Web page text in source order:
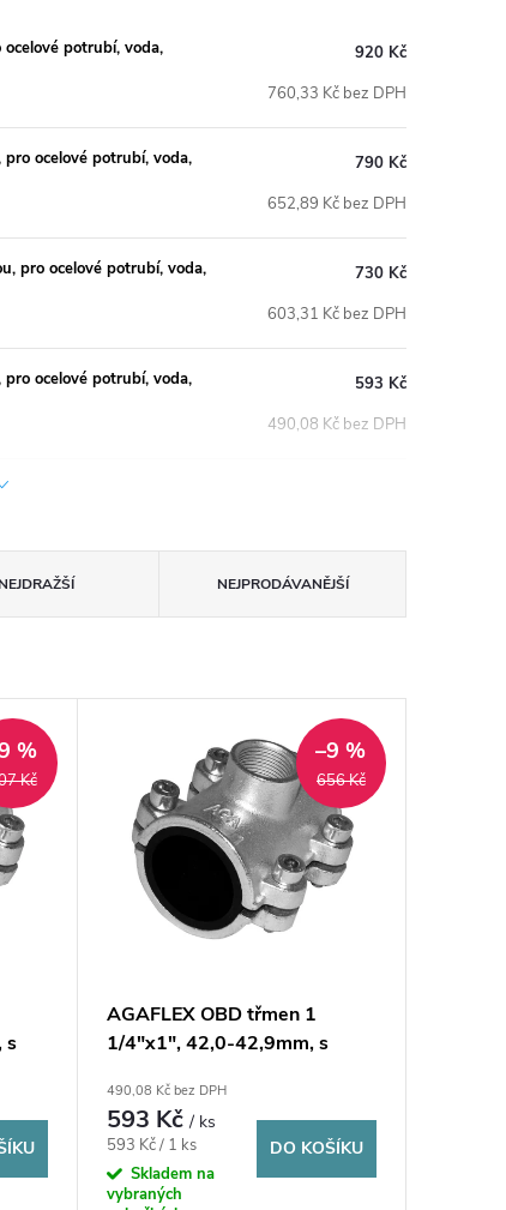
potrubí, voda,
920 Kč
760,33 Kč bez DPH
ocelové potrubí, voda,
790 Kč
652,89 Kč bez DPH
pro ocelové potrubí, voda,
730 Kč
603,31 Kč bez DPH
ocelové potrubí, voda,
593 Kč
490,08 Kč bez DPH
NEJDRAŽŠÍ NEJPRODÁVANĚJŠÍ
Kč
%
s
656 Kč
–9 %
AGAFLEX OBD třmen 1
1/4"x1", 42,0-42,9mm, s
potrubí, voda, litina/pozink
490,08 Kč bez DPH
593 Kč/ ks
Měrná
cena:
593 Kč / 1 ks
Skladem na
vybraných
DO KOŠÍKU